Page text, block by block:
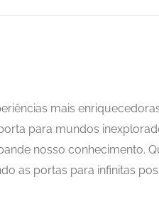
mais
para mundos
nosso conhecimento.
as portas para infinitas